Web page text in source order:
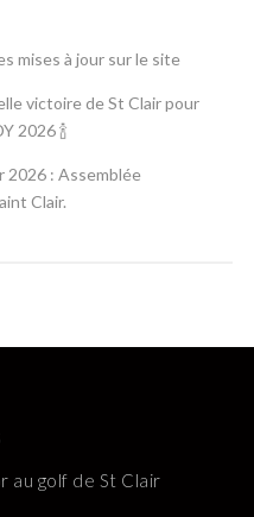
mises à jour sur le site
victoire de St Clair pour
2026 🍾
2026 : Assemblée
Clair.
au golf de St Clair